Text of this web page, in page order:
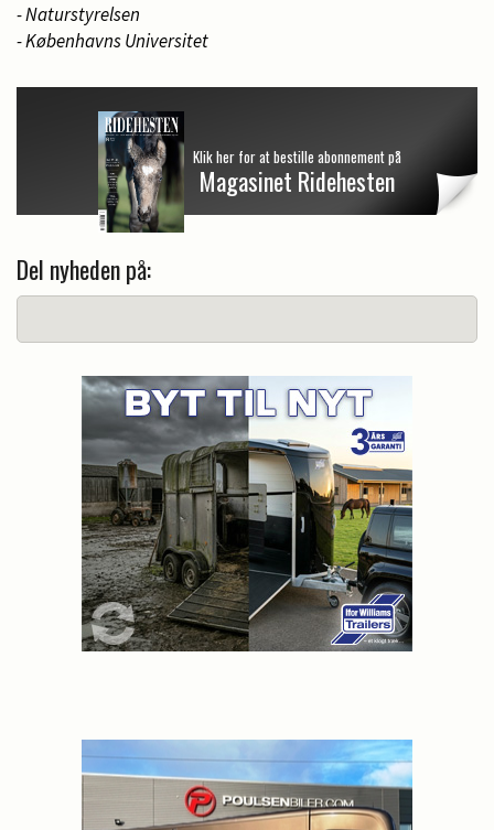
- Naturstyrelsen
-Københavns Universitet
Klik her for at bestille abonnement på
Magasinet Ridehesten
Del nyheden på: